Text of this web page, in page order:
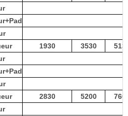
1930 3530
2830 5200